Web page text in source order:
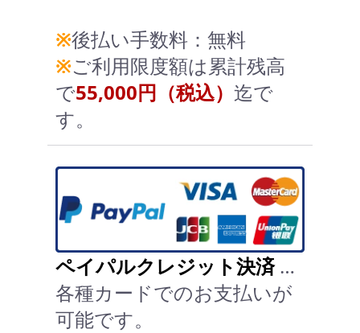
※後払い手数料：無料
※ご利用限度額は累計残高
で55,000円（税込） 迄で
す。
ペイパルクレジット決済…
各種カードでのお支払いが
可能です。